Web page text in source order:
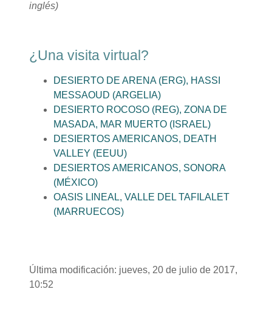
inglés)
¿Una visita virtual?
DESIERTO DE ARENA (ERG), HASSI
MESSAOUD (ARGELIA)
DESIERTO ROCOSO (REG), ZONA DE
MASADA, MAR MUERTO (ISRAEL)
DESIERTOS AMERICANOS, DEATH
VALLEY (EEUU)
DESIERTOS AMERICANOS, SONORA
(MÉXICO)
OASIS LINEAL, VALLE DEL TAFILALET
(MARRUECOS)
Última modificación: jueves, 20 de julio de 2017,
10:52